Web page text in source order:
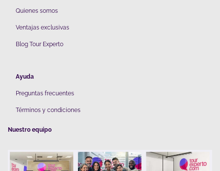
Quienes somos
Ventajas exclusivas
Blog Tour Experto
Ayuda
Preguntas frecuentes
Términos y condiciones
Nuestro equipo